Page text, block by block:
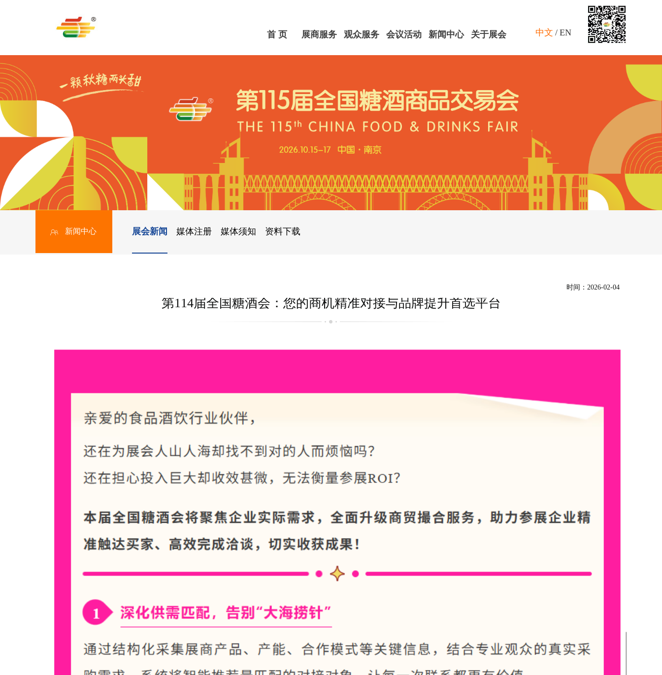
中文 / EN
首 页 展商服务 观众服务 会议活动 新闻中心 关于展会
新闻中心 展会新闻 媒体注册 媒体须知 资料下载
时间：2026-02-04
第114届全国糖酒会：您的商机精准对接与品牌提升首选平台